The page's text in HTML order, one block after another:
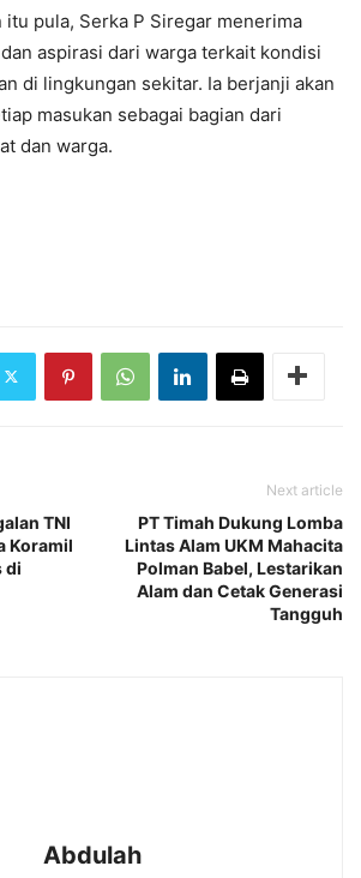
itu pula, Serka P Siregar menerima
aspirasi dari warga terkait kondisi
di lingkungan sekitar. Ia berjanji akan
masukan sebagai bagian dari
dan warga.
TNI
Koramil
di
Next article
PT Timah Dukung Lomba
Lintas Alam UKM Mahacita
Polman Babel, Lestarikan
Alam dan Cetak Generasi
Tangguh
Abdulah